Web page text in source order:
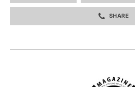
SHARE